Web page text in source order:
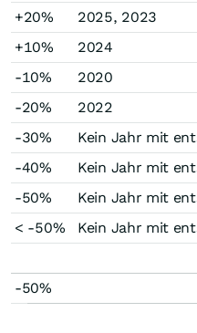
+20%
2025, 2023
+10%
2024
-10%
2020
-20%
2022
-30%
Kein Jahr mit
-40%
Kein Jahr mit
-50%
Kein Jahr mit
< -50%
Kein Jahr mit
-50%